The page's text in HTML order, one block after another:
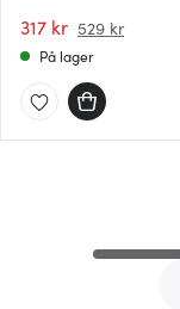
317 kr 529 kr
På lager